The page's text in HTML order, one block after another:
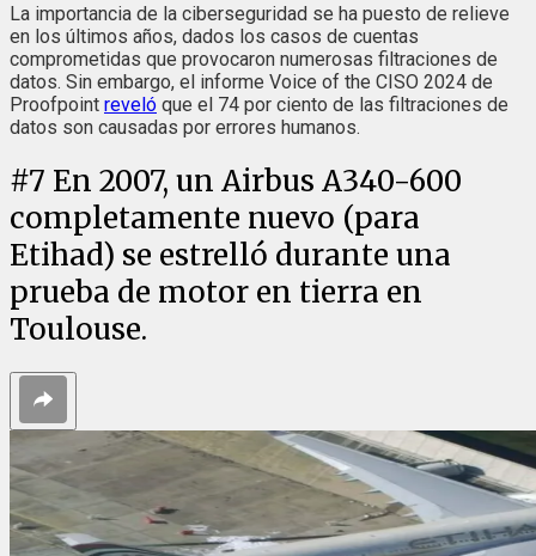
La importancia de la ciberseguridad se ha puesto de relieve
en los últimos años, dados los casos de cuentas
comprometidas que provocaron numerosas filtraciones de
datos. Sin embargo, el informe Voice of the CISO 2024 de
Proofpoint reveló que el 74 por ciento de las filtraciones de
datos son causadas por errores humanos.
#7 En 2007, un Airbus A340-600
completamente nuevo (para
Etihad) se estrelló durante una
prueba de motor en tierra en
Toulouse.